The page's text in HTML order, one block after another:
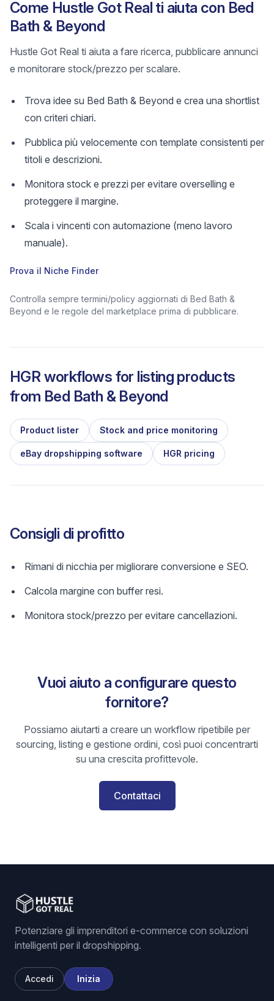
Come Hustle Got Real ti aiuta con Bed
Bath & Beyond
Hustle Got Real ti aiuta a fare ricerca, pubblicare annunci
e monitorare stock/prezzo per scalare.
Trova idee su Bed Bath & Beyond e crea una shortlist
con criteri chiari.
Pubblica più velocemente con template consistenti per
titoli e descrizioni.
Monitora stock e prezzi per evitare overselling e
proteggere il margine.
Scala i vincenti con automazione (meno lavoro
manuale).
Prova il Niche Finder
Controlla sempre termini/policy aggiornati di Bed Bath &
Beyond e le regole del marketplace prima di pubblicare.
HGR workflows for listing products
from Bed Bath & Beyond
Product lister Stock and price monitoring
eBay dropshipping software HGR pricing
Consigli di profitto
Rimani di nicchia per migliorare conversione e SEO.
Calcola margine con buffer resi.
Monitora stock/prezzo per evitare cancellazioni.
Vuoi aiuto a configurare questo
fornitore?
Possiamo aiutarti a creare un workflow ripetibile per
sourcing, listing e gestione ordini, così puoi concentrarti
su una crescita profittevole.
Contattaci
Potenziare gli imprenditori e-commerce con soluzioni
intelligenti per il dropshipping.
Accedi Inizia